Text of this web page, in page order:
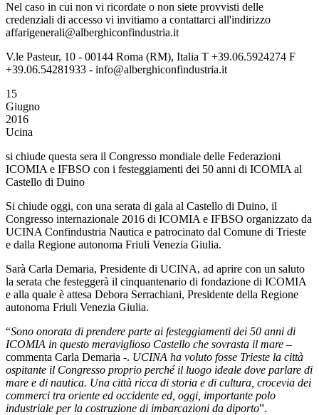
Nel caso in cui non vi ricordate o non siete provvisti delle
credenziali di accesso vi invitiamo a contattarci all'indirizzo
affarigenerali@alberghiconfindustria.it
V.le Pasteur, 10 - 00144 Roma (RM), Italia T +39.06.5924274 F
+39.06.54281933 - info@alberghiconfindustria.it
15
Giugno
2016
Ucina
si chiude questa sera il Congresso mondiale delle Federazioni
ICOMIA e IFBSO con i festeggiamenti dei 50 anni di ICOMIA al
Castello di Duino
Si chiude oggi, con una serata di gala al Castello di Duino, il
Congresso internazionale 2016 di ICOMIA e IFBSO organizzato da
UCINA Confindustria Nautica e patrocinato dal Comune di Trieste
e dalla Regione autonoma Friuli Venezia Giulia.
Sarà Carla Demaria, Presidente di UCINA, ad aprire con un saluto
la serata che festeggerà il cinquantenario di fondazione di ICOMIA
e alla quale è attesa Debora Serrachiani, Presidente della Regione
autonoma Friuli Venezia Giulia.
“Sono onorata di prendere parte ai festeggiamenti dei 50 anni di
ICOMIA in questo meraviglioso Castello che sovrasta il mare –
commenta Carla Demaria -. UCINA ha voluto fosse Trieste la città
ospitante il Congresso proprio perché il luogo ideale dove parlare di
mare e di nautica. Una città ricca di storia e di cultura, crocevia dei
commerci tra oriente ed occidente ed, oggi, importante polo
industriale per la costruzione di imbarcazioni da diporto”.